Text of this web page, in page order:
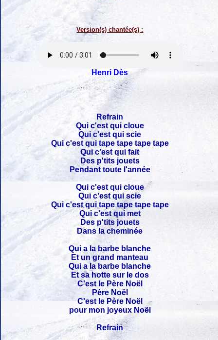
Version(s) chantée(s) :
Henri Dès
Refrain
Qui c'est qui cloue
Qui c'est qui scie
Qui c'est qui tape tape tape tape
Qui c'est qui fait
Des p'tits jouets
Pendant toute l'année
Qui c'est qui cloue
Qui c'est qui scie
Qui c'est qui tape tape tape tape
Qui c'est qui met
Des p'tits jouets
Dans la cheminée
Qui a la barbe blanche
Et un grand manteau
Qui a la barbe blanche
Et sa hotte sur le dos
C'est le Père Noël
Père Noël
C'est le Père Noël
pour mon joyeux Noël
Refrain